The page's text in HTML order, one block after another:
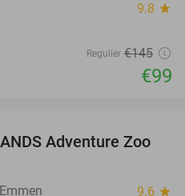
9.8 star
Regulier €145
€99
24%
Adventure Zoo
9.6 star